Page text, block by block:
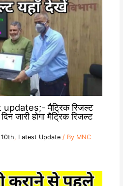
मैट्रिक रिजल्ट
जारी होगा मैट्रिक रिजल्ट
, Latest Update/ By MNC